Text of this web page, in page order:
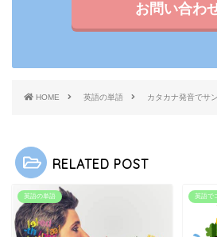
お問い合わ
HOME 英語の単語 カタカナ発音でサ
RELATED POST
英語の単語 英語で